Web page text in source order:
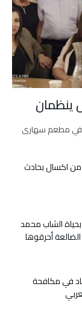
ينظمان
باجواء رمضانية رائعة اقيم امس الاثنين الموافق 3.5.21 في مطعم سهارى
اكسال بحادث
الشاب محمد
أحرقوها
في مكافحة